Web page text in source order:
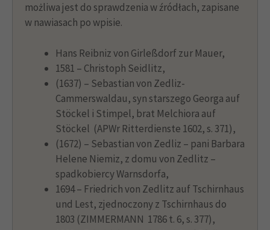
możliwa jest do sprawdzenia w źródłach, zapisane
w nawiasach po wpisie.
Hans Reibniz von Girleßdorf zur Mauer,
1581 – Christoph Seidlitz,
(1637) – Sebastian von Zedliz-
Cammerswaldau, syn starszego Georga auf
Stöckel i Stimpel, brat Melchiora auf
Stöckel (APWr Ritterdienste 1602, s. 371),
(1672) – Sebastian von Zedliz – pani Barbara
Helene Niemiz, z domu von Zedlitz –
spadkobiercy Warnsdorfa,
1694 – Friedrich von Zedlitz auf Tschirnhaus
und Lest, zjednoczony z Tschirnhaus do
1803 (ZIMMERMANN 1786 t. 6, s. 377),